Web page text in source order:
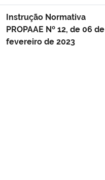
Instrução Normativa
PROPAAE Nº 12, de 06 de
fevereiro de 2023